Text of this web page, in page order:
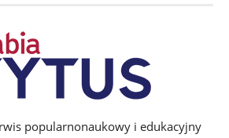
popularnonaukowy i edukacyjny